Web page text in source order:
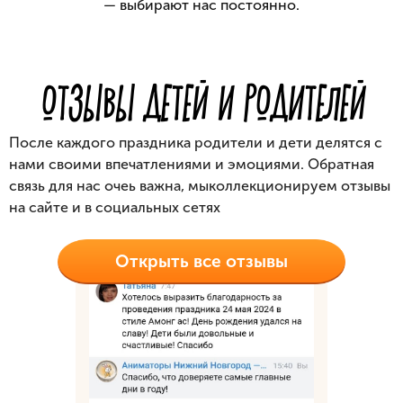
— выбирают нас постоянно.
ОТЗЫВЫ ДЕТЕЙ И РОДИТЕЛЕЙ
После каждого праздника родители и дети делятся c
нами своими впечатлениями и эмоциями. Обратная
связь для нас очеь важна, мыколлекционируем отзывы
на сайте и в социальных сетях
Открыть все отзывы